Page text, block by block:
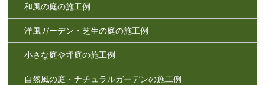
和風の庭の施工例
洋風ガーデン・芝生の庭の施工例
小さな庭や坪庭の施工例
自然風の庭・ナチュラルガーデンの施工例